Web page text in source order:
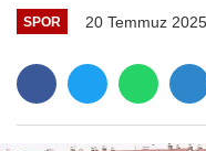
SPOR 20 Temmuz